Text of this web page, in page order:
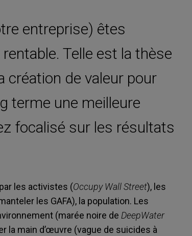
entreprise) êtes
Telle est la thèse
création de valeur pour
terme une meilleure
focalisé sur les résultats
les activistes (Occupy Wall Street), les
les GAFA), la population. Les
(marée noire de DeepWater
la main d’œuvre (vague de suicides à